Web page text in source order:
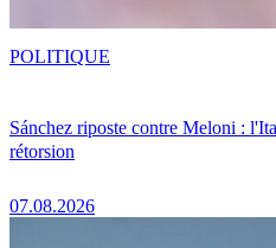
Sánchez riposte contre Meloni :
rétorsion
07.08.2026
POLITIQUE